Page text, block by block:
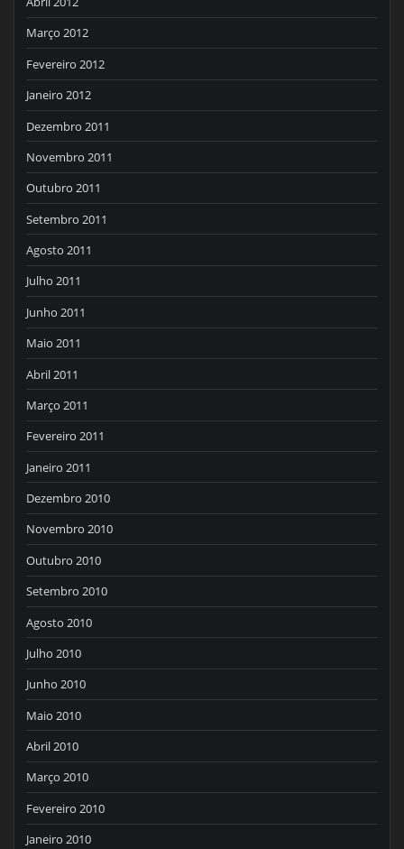
Março 2012
Fevereiro 2012
Janeiro 2012
Dezembro 2011
Novembro 2011
Outubro 2011
Setembro 2011
Agosto 2011
Julho 2011
Junho 2011
Maio 2011
Abril 2011
Março 2011
Fevereiro 2011
Janeiro 2011
Dezembro 2010
Novembro 2010
Outubro 2010
Setembro 2010
Agosto 2010
Julho 2010
Junho 2010
Maio 2010
Abril 2010
Março 2010
Fevereiro 2010
Janeiro 2010